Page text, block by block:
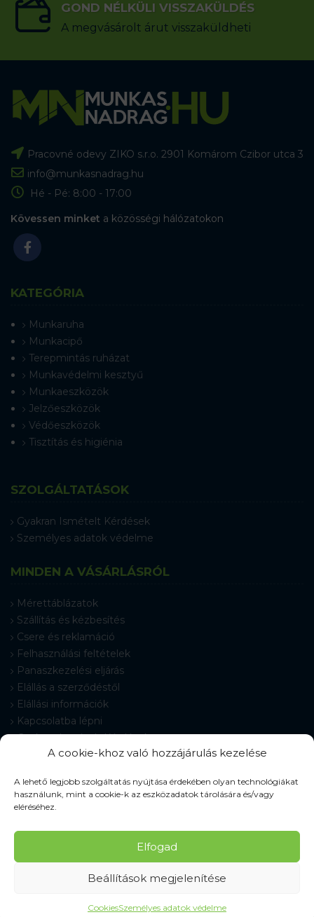
A cookie-khoz való hozzájárulás kezelése
A lehető legjobb szolgáltatás nyújtása érdekében olyan technológiákat
használunk, mint a cookie-k az eszközadatok tárolására és/vagy
eléréséhez.
Elfogad
Beállítások megjelenítése
CookiesSzemélyes adatok védelme
GOND NÉLKÜLI VISSZAKÜLDÉS
A megvásárolt árut visszaküldheti
Pracovné odevy ZIKO s.r.o. 2901 Komárom Czibor utca 3
info@munkasnadrag.hu
Hé - Pé: 8:00 - 17:00
Kövessen minket a közösségi hálózatokon
KATEGÓRIA
Munkaruha
Munkacipő
Terepmintás ruházat
Munkavédelmi kesztyű
Munkaeszközök
Jelzőeszközök
Védőeszközök
Tisztítás és higiénia
SZOLGÁLTATÁSOK
Gyakran Ismételt Kérdések
Személyes adatok védelme
MINDEN A VÁSÁRLÁSRÓL
Mérettáblázatok
Szállítás és kézbesítés
Csere és reklamáció
Felhasználási feltételek
Panaszkezelési eljárás
Elállás a szerződéstől
Elállási információk
Kapcsolatba lépni
Gyakran Ismételt Kérdések
Cookie-beállítások